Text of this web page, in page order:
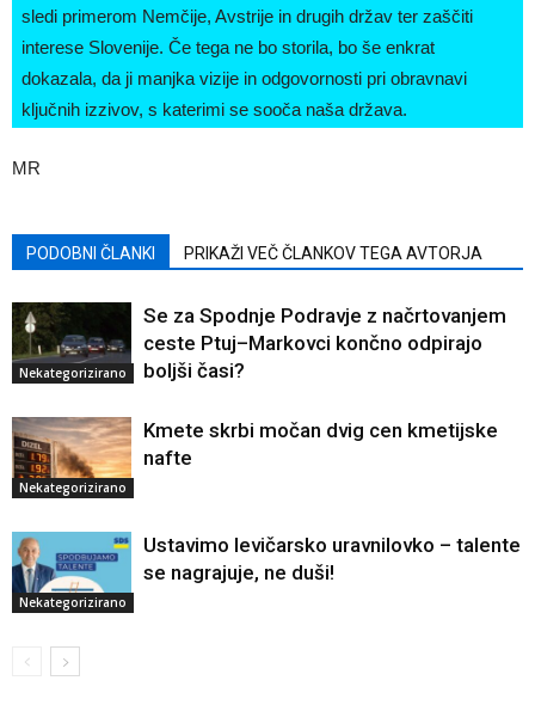
sledi primerom Nemčije, Avstrije in drugih držav ter zaščiti
interese Slovenije. Če tega ne bo storila, bo še enkrat
dokazala, da ji manjka vizije in odgovornosti pri obravnavi
ključnih izzivov, s katerimi se sooča naša država.
MR
PODOBNI ČLANKI PRIKAŽI VEČ ČLANKOV TEGA AVTORJA
Nekategorizirano
Se za Spodnje Podravje z načrtovanjem
ceste Ptuj–Markovci končno odpirajo
boljši časi?
Nekategorizirano
Kmete skrbi močan dvig cen kmetijske
nafte
Nekategorizirano
Ustavimo levičarsko uravnilovko – talente
se nagrajuje, ne duši!